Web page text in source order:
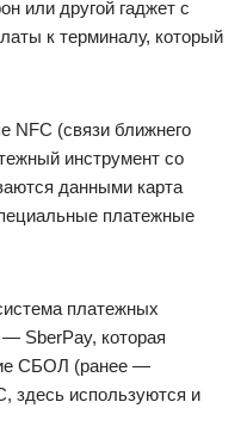
или другой гаджет с
к терминалу, который
NFC (связи ближнего
инструмент со
данными карта
платежные
платежных
SberPay, которая
СБОЛ (ранее —
здесь используются и